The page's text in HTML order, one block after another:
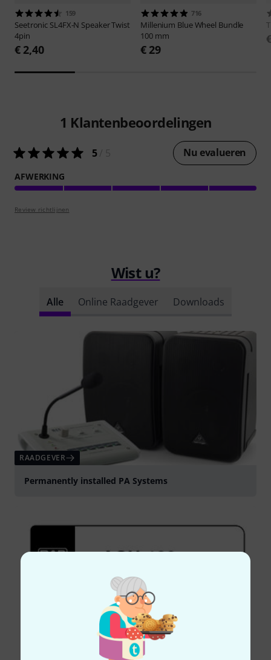
159
Seetronic SL4FX-N Speaker Twist
4pin
€ 2,40
716
Millenium Blue Wheel Bundle
100 mm
€ 29
1 Klantenbeoordelingen
5/ 5 Nu evalueren
AFWERKING
Review richtlijnen
Wist u?
Alle Online Raadgever Downloads
RAADGEVER
Permanently installed PA Systems